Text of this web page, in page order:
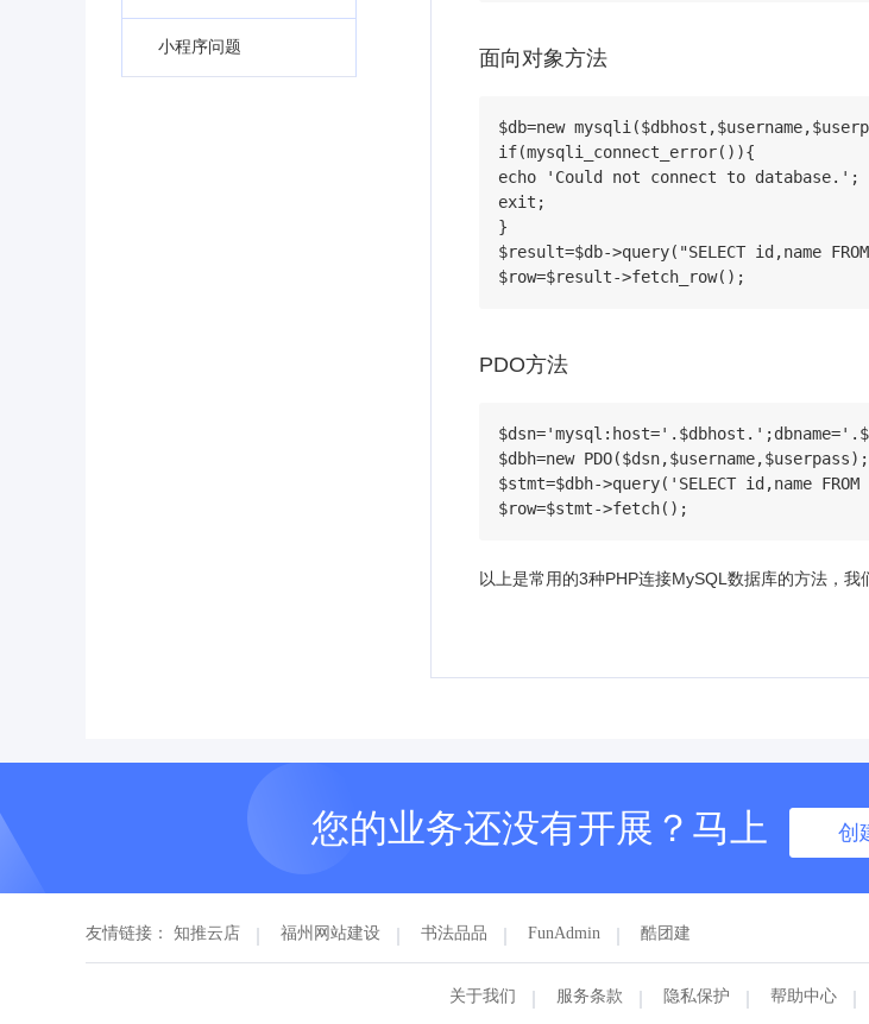
小程序问题 面向对象方法
$db=new
if(mysqli_connect_error()){
echo 'Could not connect to database.';
exit;
}
$result=$db->query("SELECT id,name
$row=$result->fetch_row();
PDO方法
$dbh=new PDO($dsn,$username,$userpass);
$stmt=$dbh->query('SELECT id,name
$row=$stmt->fetch();
以上是常用的3种PHP连接MySQL数据库的方法，我
您的业务还没有开展？马上 创
友情链接： 知推云店 福州网站建设 书法品品 FunAdmin 酷团建
关于我们 服务条款 隐私保护 帮助中心